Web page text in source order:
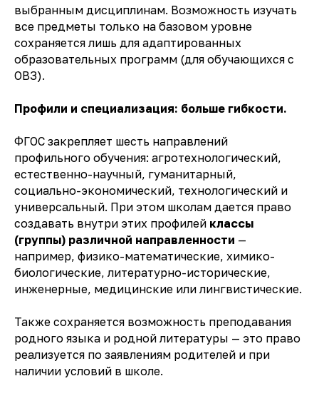
выбранным дисциплинам. Возможность изучать
все предметы только на базовом уровне
сохраняется лишь для адаптированных
образовательных программ (для обучающихся с
ОВЗ).
Профили и специализация: больше гибкости.
ФГОС закрепляет шесть направлений
профильного обучения: агротехнологический,
естественно-научный, гуманитарный,
социально-экономический, технологический и
универсальный. При этом школам дается право
создавать внутри этих профилей классы
(группы) различной направленности —
например, физико-математические, химико-
биологические, литературно-исторические,
инженерные, медицинские или лингвистические.
Также сохраняется возможность преподавания
родного языка и родной литературы — это право
реализуется по заявлениям родителей и при
наличии условий в школе.